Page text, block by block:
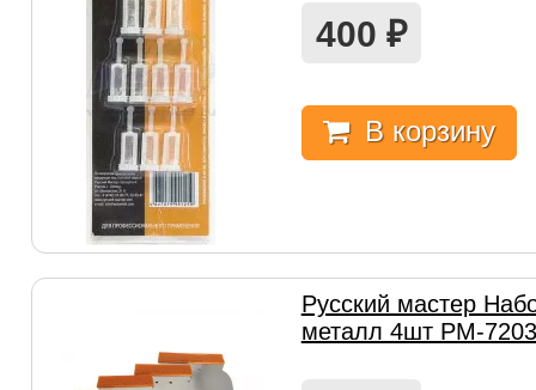
400 ₽
В корзину
Русский мастер
металл 4шт РМ-